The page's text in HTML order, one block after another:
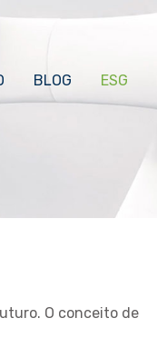
BLOG ESG
O conceito de